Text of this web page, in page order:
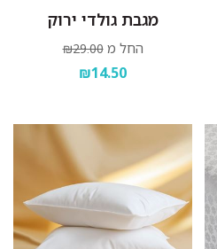
מגבת גולדי ירוק
החל מ ₪29.00
₪14.50